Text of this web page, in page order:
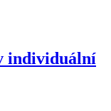
individuální